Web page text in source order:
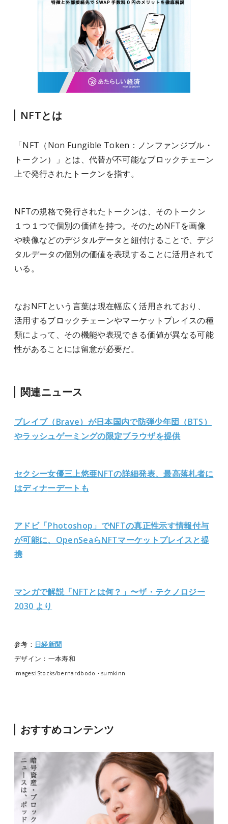
NFTとは
「NFT（Non Fungible Token：ノンファンジブル・
トークン）」とは、代替が不可能なブロックチェーン
上で発行されたトークンを指す。
NFTの規格で発行されたトークンは、そのトークン
１つ１つで個別の価値を持つ。そのためNFTを画像
や映像などのデジタルデータと紐付けることで、デジ
タルデータの個別の価値を表現することに活用されて
いる。
なおNFTという言葉は現在幅広く活用されており、
活用するブロックチェーンやマーケットプレイスの種
類によって、その機能や表現できる価値が異なる可能
性があることには留意が必要だ。
関連ニュース
ブレイブ（Brave）が日本国内で防弾少年団（BTS）
やラッシュゲーミングの限定ブラウザを提供
セクシー女優三上悠亜NFTの詳細発表、最高落札者に
はディナーデートも
アドビ「Photoshop」でNFTの真正性示す情報付与
が可能に、OpenSeaらNFTマーケットプレイスと提
携
マンガで解説「NFTとは何？」〜ザ・テクノロジー
2030 より
参考： 日経新聞
デザイン：一本寿和
images:iStocks/bernardbodo・sumkinn
おすすめコンテンツ